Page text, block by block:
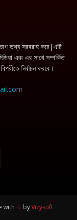
তথ্য সরবরাহ করে|এটি
এবং এর সাথে সম্পর্কিত
নির্বাচন করবে।
with ♡ byVizysoft